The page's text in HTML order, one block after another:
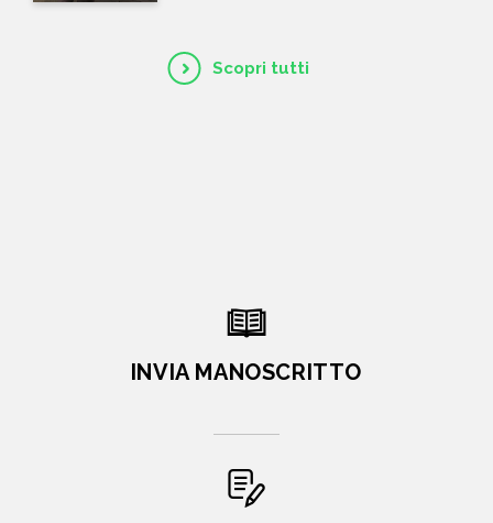
Scopri tutti
INVIA MANOSCRITTO